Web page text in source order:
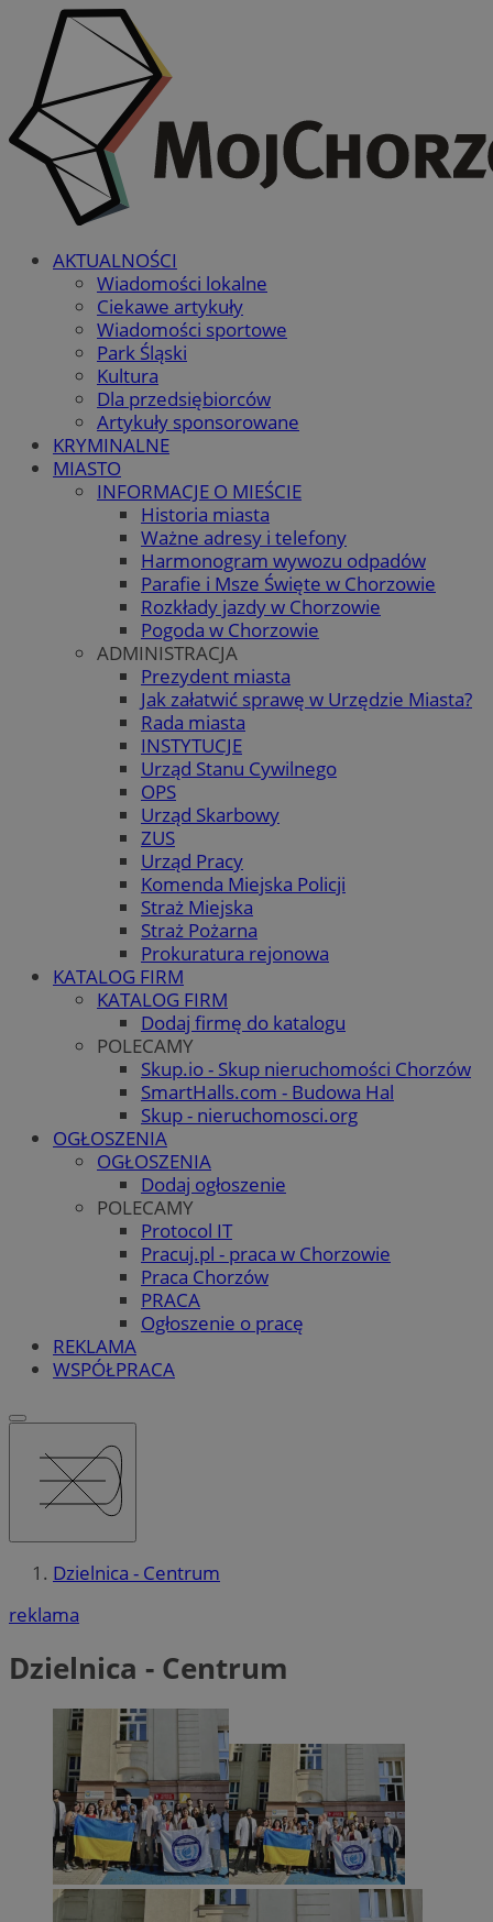
AKTUALNOŚCI
Wiadomości lokalne
Ciekawe artykuły
Wiadomości sportowe
Park Śląski
Kultura
Dla przedsiębiorców
Artykuły sponsorowane
KRYMINALNE
MIASTO
INFORMACJE O MIEŚCIE
Historia miasta
Ważne adresy i telefony
Harmonogram wywozu odpadów
Parafie i Msze Święte w Chorzowie
Rozkłady jazdy w Chorzowie
Pogoda w Chorzowie
ADMINISTRACJA
Prezydent miasta
Jak załatwić sprawę w Urzędzie Miasta?
Rada miasta
INSTYTUCJE
Urząd Stanu Cywilnego
OPS
Urząd Skarbowy
ZUS
Urząd Pracy
Komenda Miejska Policji
Straż Miejska
Straż Pożarna
Prokuratura rejonowa
KATALOG FIRM
KATALOG FIRM
Dodaj firmę do katalogu
POLECAMY
Skup.io - Skup nieruchomości Chorzów
SmartHalls.com - Budowa Hal
Skup - nieruchomosci.org
OGŁOSZENIA
OGŁOSZENIA
Dodaj ogłoszenie
POLECAMY
Protocol IT
Pracuj.pl - praca w Chorzowie
Praca Chorzów
PRACA
Ogłoszenie o pracę
REKLAMA
WSPÓŁPRACA
Dzielnica - Centrum
reklama
Dzielnica - Centrum